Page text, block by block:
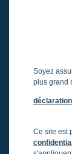
Soyez
plus grand
Ce site est